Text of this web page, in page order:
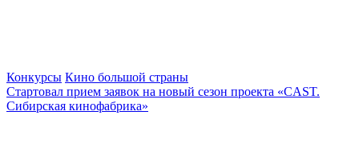
Конкурсы Кино большой страны
Стартовал прием заявок на новый сезон проекта «CAST.
Сибирская кинофабрика»